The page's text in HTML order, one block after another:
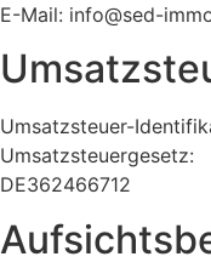
E-Mail: info@sed-
Umsatzsteuer-
Umsatzsteuergesetz:
DE362466712